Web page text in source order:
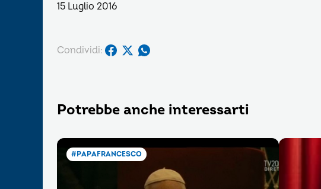
15 Luglio 2016
Condividi:
Potrebbe anche interessarti
#PAPAFRANCESCO